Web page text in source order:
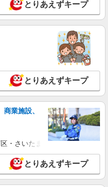
詳細を見る
ピタ店
チンスタッフ
江曽島本町844
詳細を見る
39704_p
イト・パート】
円以上
ます。
ームひょうたん村 （栃木県宇
６ー１１）
とりあえずキープ
とりあえずキープ
業施設、
・さいたま市岩槻区・久喜市・
とりあえずキープ